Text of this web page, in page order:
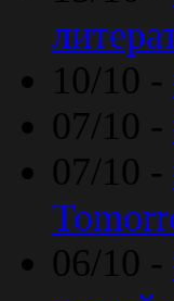
10/10 -
07/10 -
07/10 -
06/10 -